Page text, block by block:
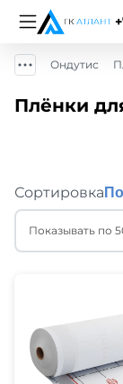
Ондутис
Плёнки
Сортировка
Показывать по